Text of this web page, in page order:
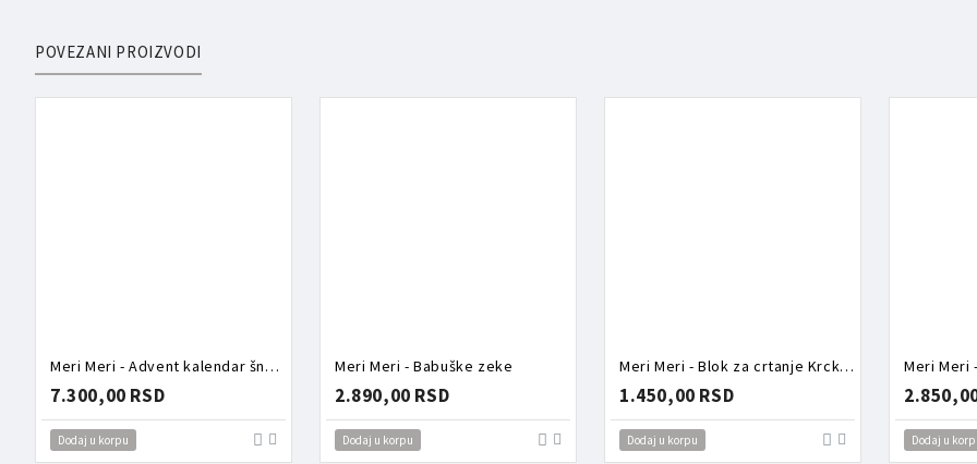
POVEZANI PROIZVODI
Meri Meri - Advent kalendar šnalice
7.300,00 RSD
Dodaj u korpu
Meri Meri - Babuške zeke
2.890,00 RSD
Dodaj u korpu
Meri Meri - Blok za crtanje Krcko Oraščić
1.450,00 RSD
Dodaj u korpu Dodaj u